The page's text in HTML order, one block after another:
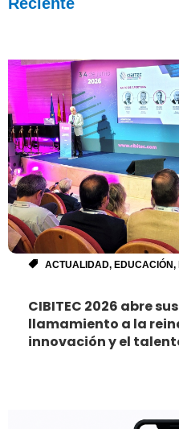
ACTUALIDAD, EDUCACIÓN,
CIBITEC 2026 abre
llamamiento a la
innovación y el